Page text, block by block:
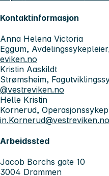
Kontaktinformasjon
Anna Helena Victoria
Eggum,
eviken.no
Kristin Aaskildt
Strømsheim,
@vestreviken.no
Helle Kristin
Kornerud,
in.Kornerud@vestreviken.no
Arbeidssted
Jacob Borchs gate 10
3004 Drammen